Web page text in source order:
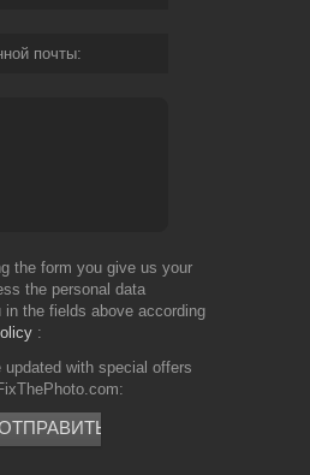
почты
the form you give us your
the personal data
the fields above according
updated with special offers